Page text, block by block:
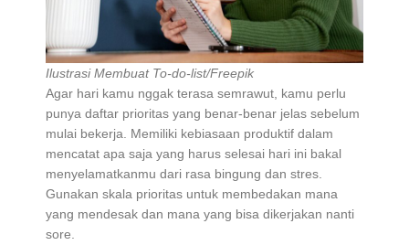
Ilustrasi Membuat To-do-list/Freepik
Agar hari kamu nggak terasa semrawut, kamu perlu
punya daftar prioritas yang benar-benar jelas sebelum
mulai bekerja. Memiliki kebiasaan produktif dalam
mencatat apa saja yang harus selesai hari ini bakal
menyelamatkanmu dari rasa bingung dan stres.
Gunakan skala prioritas untuk membedakan mana
yang mendesak dan mana yang bisa dikerjakan nanti
sore.